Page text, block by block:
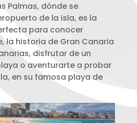
Palmas, dónde se
de la isla, es la
para conocer
la historia de Gran Canaria
disfrutar de un
o aventurarte a probar
en su famosa playa de